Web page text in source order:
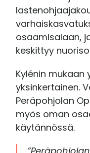
osaamisalaan,
keskittyy
Kylénin mukaan
yksinkertainen.
Peräpohjolan
myös oman
käytännössä.